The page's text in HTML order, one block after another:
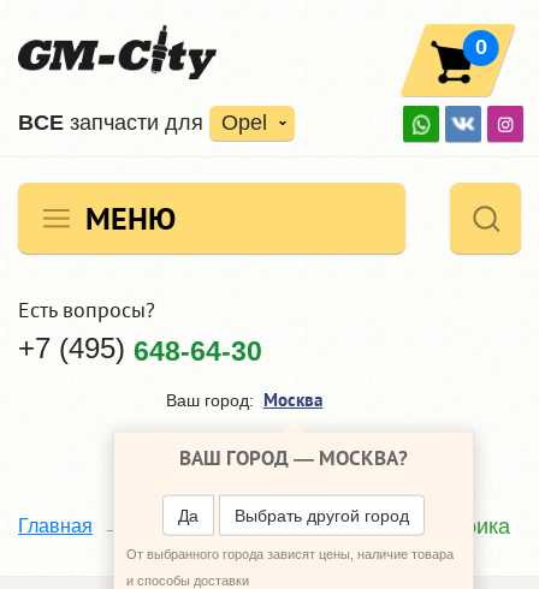
ВCE запчасти для Opel
0
МЕНЮ
Есть вопросы?
+7 (495) 648-64-30
Ваш город: Москва
ВАШ ГОРОД — МОСКВА?
Да Выбрать другой город
От выбранного города зависят цены, наличие товара
и способы доставки
Главная Каталог Opel Insignia Электрика